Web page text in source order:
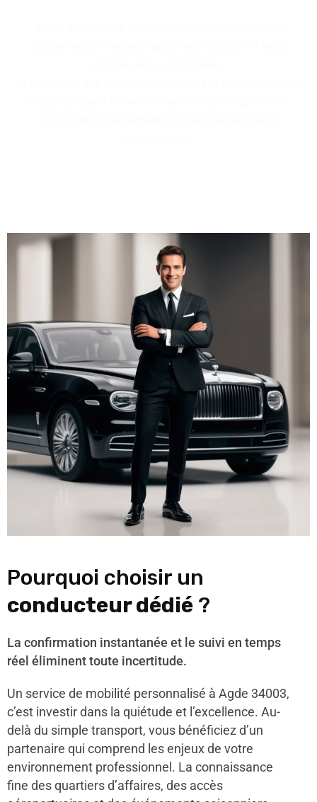
Pourquoi choisir un
conducteur dédié ?
La confirmation instantanée et le suivi en temps
réel éliminent toute incertitude.
Un service de mobilité personnalisé à Agde 34003,
c’est investir dans la quiétude et l’excellence. Au-
delà du simple transport, vous bénéficiez d’un
partenaire qui comprend les enjeux de votre
environnement professionnel. La connaissance
fine des quartiers d’affaires, des accès